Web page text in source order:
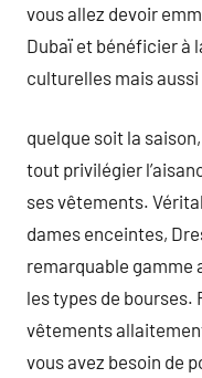
vous allez devoir
Dubaï et bénéficier à
culturelles mais
quelque soit la
tout privilégier
ses vêtements.
dames enceintes,
remarquable gamme
les types de bourses.
vêtements
vous avez besoin de